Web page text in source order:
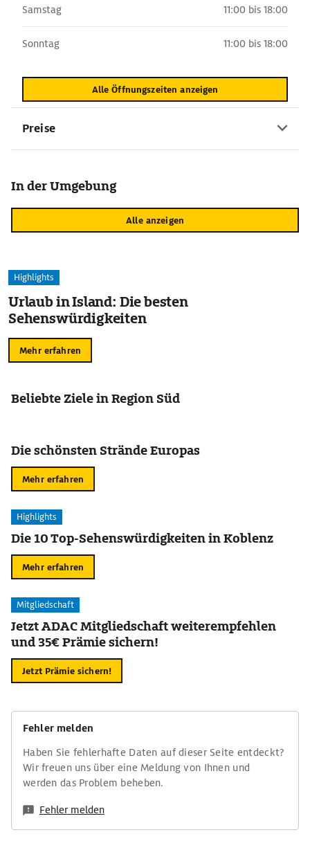
Samstag 11:00 bis 18:00
Sonntag 11:00 bis 18:00
Alle Öffnungszeiten anzeigen
Preise
In der Umgebung
Alle anzeigen
Highlights
Urlaub in Island: Die besten
Sehenswürdigkeiten
Mehr erfahren
Beliebte Ziele in Region Süd
Die schönsten Strände Europas
Mehr erfahren
Highlights
Die 10 Top-Sehenswürdigkeiten in Koblenz
Mehr erfahren
Mitgliedschaft
Jetzt ADAC Mitgliedschaft weiterempfehlen
und 35€ Prämie sichern!
Jetzt Prämie sichern!
Fehler melden
Haben Sie fehlerhafte Daten auf dieser Seite entdeckt?
Wir freuen uns über eine Meldung von Ihnen und
werden das Problem beheben.
Fehler melden